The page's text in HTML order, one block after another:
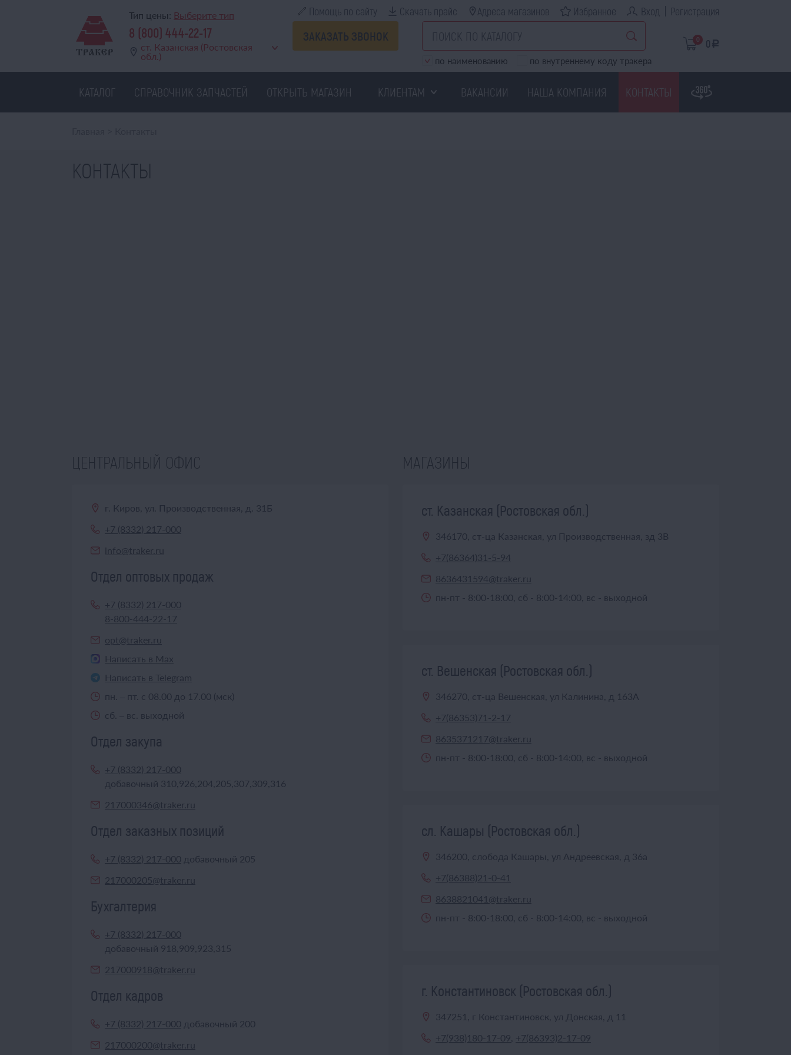
Тип цены: Выберите тип
8 (800) 444-22-17
ст. Казанская (Ростовская
обл.)
Помощь по сайту Скачать прайс Адреса магазинов Избранное Вход Регистрация
ЗАКАЗАТЬ ЗВОНОК
по наименованию по внутреннему коду тракера
0 0 a
КАТАЛОГ СПРАВОЧНИК ЗАПЧАСТЕЙ ОТКРЫТЬ МАГАЗИН КЛИЕНТАМ ВАКАНСИИ НАША КОМПАНИЯ КОНТАКТЫ
КОНТАКТЫ
ЦЕНТРАЛЬНЫЙ ОФИС
г. Киров, ул. Производственная, д. 31Б
+7 (8332) 217-000
info@traker.ru
Отдел оптовых продаж
+7 (8332) 217-000
8-800-444-22-17
opt@traker.ru
Написать в Max
Написать в Telegram
пн. – пт. с 08.00 до 17.00 (мск)
сб. – вс. выходной
Отдел закупа
+7 (8332) 217-000
добавочный 310,926,204,205,307,309,316
217000346@traker.ru
Отдел заказных позиций
+7 (8332) 217-000 добавочный 205
217000205@traker.ru
Бухгалтерия
+7 (8332) 217-000
добавочный 918,909,923,315
217000918@traker.ru
Отдел кадров
+7 (8332) 217-000 добавочный 200
217000200@traker.ru
МАГАЗИНЫ
ст. Казанская (Ростовская обл.)
346170, ст-ца Казанская, ул Производственная, зд 3В
+7(86364)31-5-94
8636431594@traker.ru
пн-пт - 8:00-18:00, сб - 8:00-14:00, вс - выходной
ст. Вешенская (Ростовская обл.)
346270, ст-ца Вешенская, ул Калинина, д 163А
+7(86353)71-2-17
8635371217@traker.ru
пн-пт - 8:00-18:00, сб - 8:00-14:00, вс - выходной
сл. Кашары (Ростовская обл.)
346200, слобода Кашары, ул Андреевская, д 36а
+7(86388)21-0-41
8638821041@traker.ru
пн-пт - 8:00-18:00, сб - 8:00-14:00, вс - выходной
г. Константиновск (Ростовская обл.)
347251, г Константиновск, ул Донская, д 11
+7(938)180-17-09, +7(86393)2-17-09